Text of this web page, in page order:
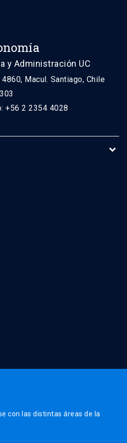
y Administración UC
Macul. Santiago, Chile
+56 2 2354 4028
con las distintas áreas de la